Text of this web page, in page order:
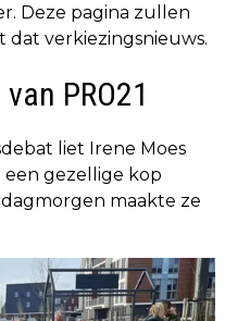
Deze pagina zullen
verkiezingsnieuws.
PRO21
liet Irene Moes
een gezellige kop
maakte ze